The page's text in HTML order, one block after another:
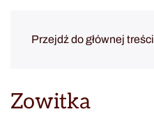
Przejdź do głównej treści
Zowitka